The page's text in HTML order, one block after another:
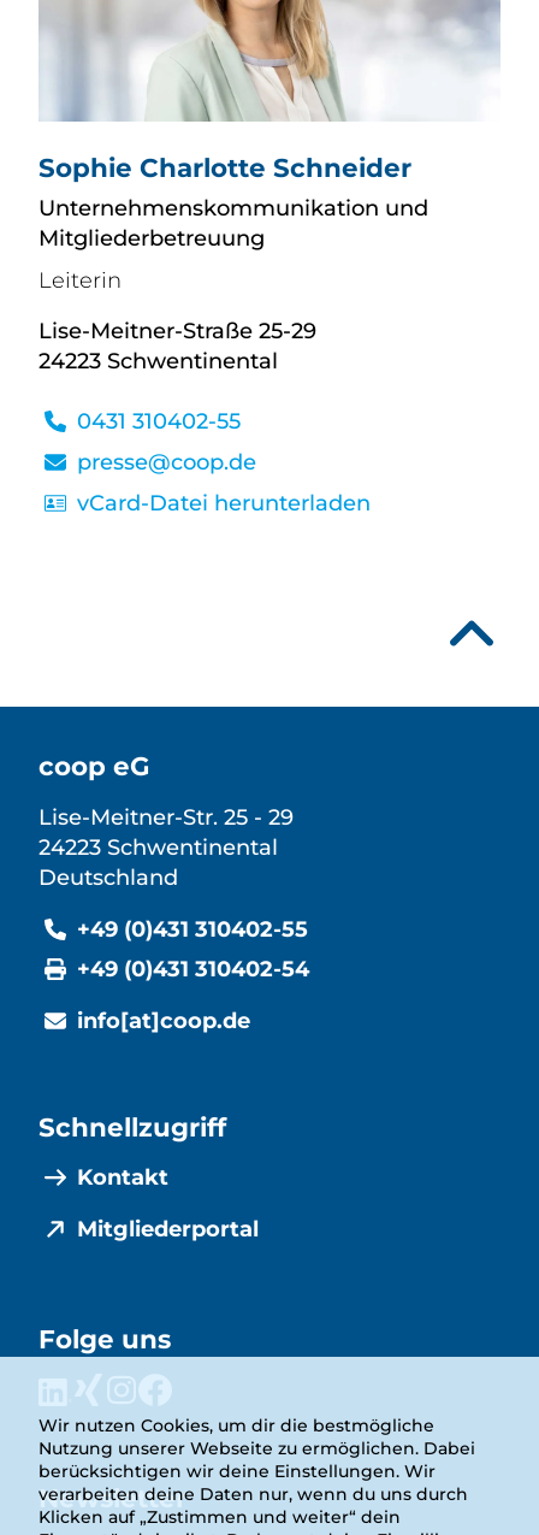
Wir nutzen Cookies, um dir die bestmögliche
Nutzung unserer Webseite zu ermöglichen. Dabei
berücksichtigen wir deine Einstellungen. Wir
verarbeiten deine Daten nur, wenn du uns durch
Klicken auf „Zustimmen und weiter“ dein
Sophie Charlotte Schneider
Unternehmenskommunikation und
Mitgliederbetreuung
Leiterin
Lise-Meitner-Straße 25-29
24223 Schwentinental
0431 310402-55
presse@coop.de
vCard-Datei herunterladen
coop eG
Lise-Meitner-Str. 25 - 29
24223 Schwentinental
Deutschland
+49 (0)431 310402-55
+49 (0)431 310402-54
info[at]coop.de
Schnellzugriff
Kontakt
Mitgliederportal
Folge uns
Newsletter